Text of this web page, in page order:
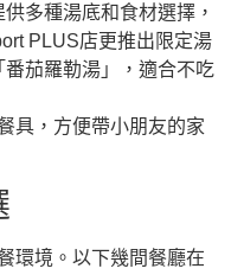
供多種湯底和食材選擇，
PLUS店更推出限定湯
茄羅勒湯」，適合不吃
具，方便帶小朋友的家
環境。以下幾間餐廳在